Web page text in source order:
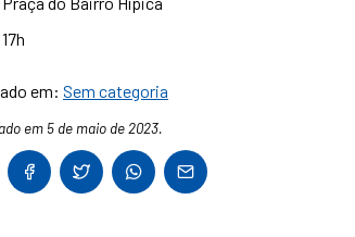
em: Sem categoria
em 5 de maio de 2023.